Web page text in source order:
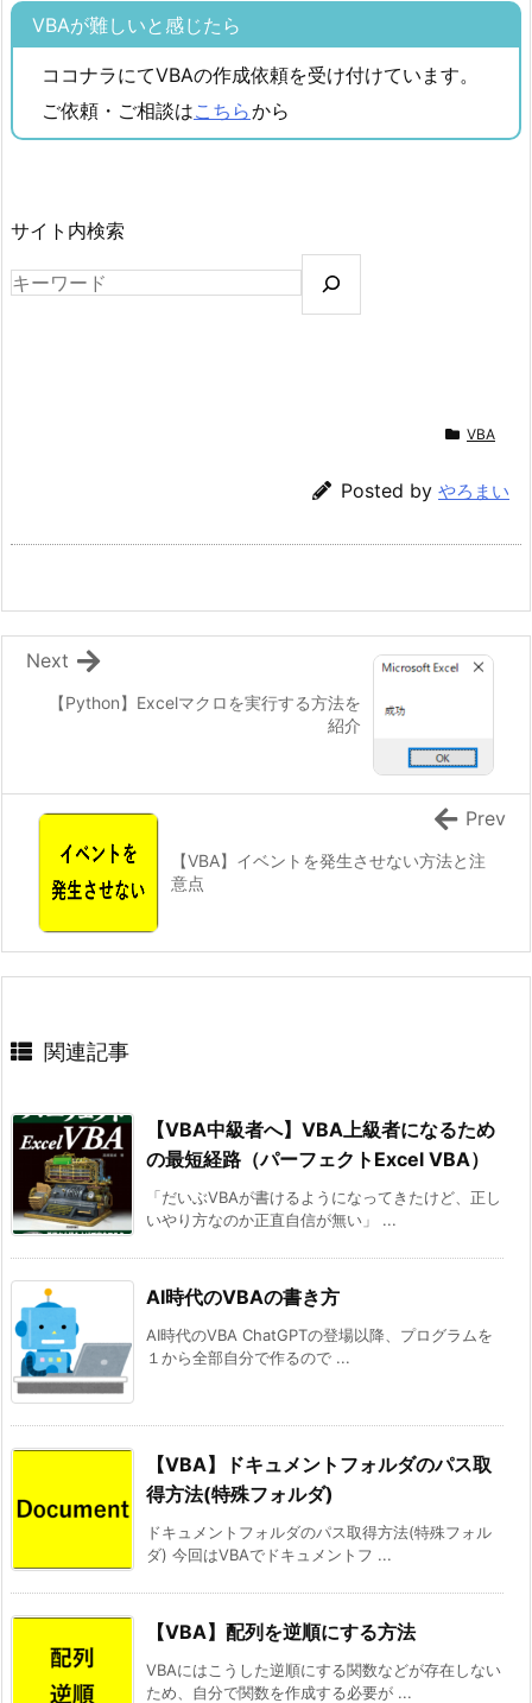
VBAが難しいと感じたら
ココナラにてVBAの作成依頼を受け付けています。
ご依頼・ご相談はこちらから
サイト内検索
VBA
Posted by やろまい
【Python】Excelマクロを実行する方法を
紹介
Next
【VBA】イベントを発生させない方法と注
意点
Prev
関連記事
【VBA中級者へ】VBA上級者になるため
の最短経路（パーフェクトExcel VBA）
「だいぶVBAが書けるようになってきたけど、正し
いやり方なのか正直自信が無い」 ...
AI時代のVBAの書き方
AI時代のVBA ChatGPTの登場以降、プログラムを
１から全部自分で作るので ...
【VBA】ドキュメントフォルダのパス取
得方法(特殊フォルダ)
ドキュメントフォルダのパス取得方法(特殊フォル
ダ) 今回はVBAでドキュメントフ ...
【VBA】配列を逆順にする方法
VBAにはこうした逆順にする関数などが存在しない
ため、自分で関数を作成する必要が ...